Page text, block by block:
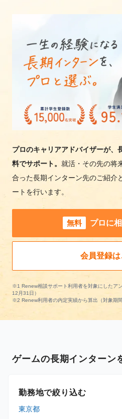
プロのキャリアアドバイザーが、
料でサポート。 就活・その先の将
合った長期インターン先のご紹介
ートを行います。
無料 プロに
会員登録は
※1 Renew相談サポート利用者を対象にしたア
12月31日）
※2 Renew利用者の内定実績から算出（対象期
ゲームの長期インターン
勤務地で絞り込む
東京都